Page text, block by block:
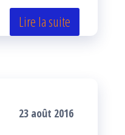
Lire la suite
23 août 2016